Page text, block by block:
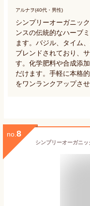
アルナヲ(40代・男性)
シンプリーオーガニッ
ンスの伝統的なハーブ
ます。バジル、タイム
ブレンドされており、
す。化学肥料や合成添
だけます。手軽に本格
をワンランクアップさ
no. 8